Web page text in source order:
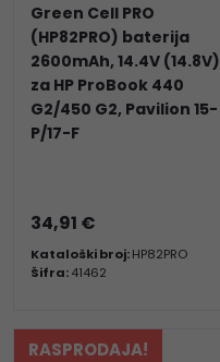
Green Cell PRO
(HP82PRO) baterija
2600mAh, 14.4V (14.8V)
za HP ProBook 440
G2/450 G2, Pavilion 15-
P/17-F
34,91 €
Kataloški broj:HP82PRO
Šifra:41462
RASPRODAJA!